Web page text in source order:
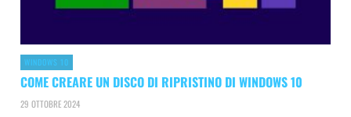
WINDOWS 10
COME CREARE UN DISCO DI RIPRISTINO DI WINDOWS 10
29 OTTOBRE 2024